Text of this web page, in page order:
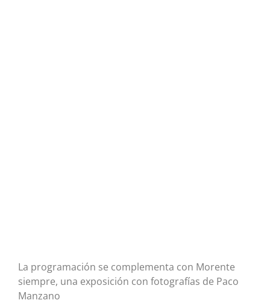
La programación se complementa con Morente
siempre, una exposición con fotografías de Paco
Manzano